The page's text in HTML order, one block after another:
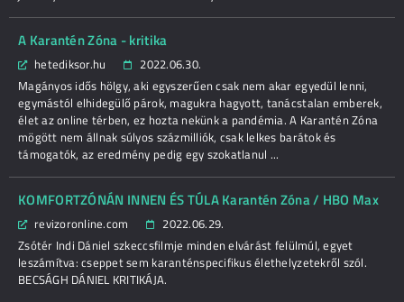
A Karantén Zóna - kritika
hetediksor.hu
2022.06.30.
Magányos idős hölgy, aki egyszerűen csak nem akar egyedül lenni,
egymástól elhidegülő párok, magukra hagyott, tanácstalan emberek,
élet az online térben, ez hozta nekünk a pandémia. A Karantén Zóna
mögött nem állnak súlyos százmilliók, csak lelkes barátok és
támogatók, az eredmény pedig egy szokatlanul ...
KOMFORTZÓNÁN INNEN ÉS TÚLA Karantén Zóna / HBO Max
revizoronline.com
2022.06.29.
Zsótér Indi Dániel szkeccsfilmje minden elvárást felülmúl, egyet
leszámítva: cseppet sem karanténspecifikus élethelyzetekről szól.
BECSÁGH DÁNIEL KRITIKÁJA.